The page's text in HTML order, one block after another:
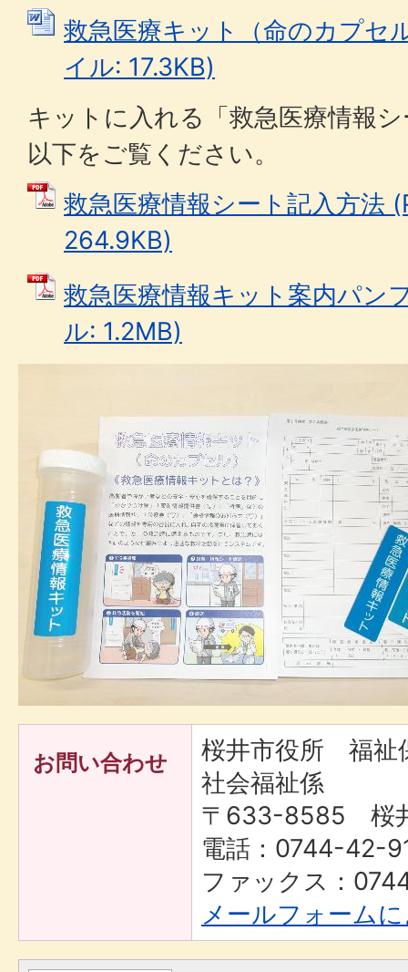
救急医療キット（命のカプセ
イル: 17.3KB)
キットに入れる「救急医療情報
以下をご覧ください。
救急医療情報シート記入方法
264.9KB)
救急医療情報キット案内パン
ル: 1.2MB)
お問い合わせ
桜井市役所 福
社会福祉係
〒633-8585 桜
電話：0744-42-
ファックス：
メールフォーム